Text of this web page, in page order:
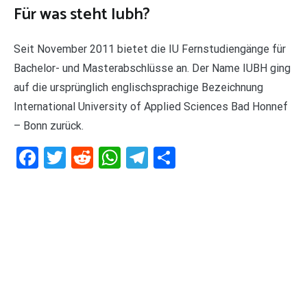
Für was steht Iubh?
Seit November 2011 bietet die IU Fernstudiengänge für
Bachelor- und Masterabschlüsse an. Der Name IUBH ging
auf die ursprünglich englischsprachige Bezeichnung
International University of Applied Sciences Bad Honnef
– Bonn zurück.
Facebook
Twitter
RedditWhatsApp
Telegram